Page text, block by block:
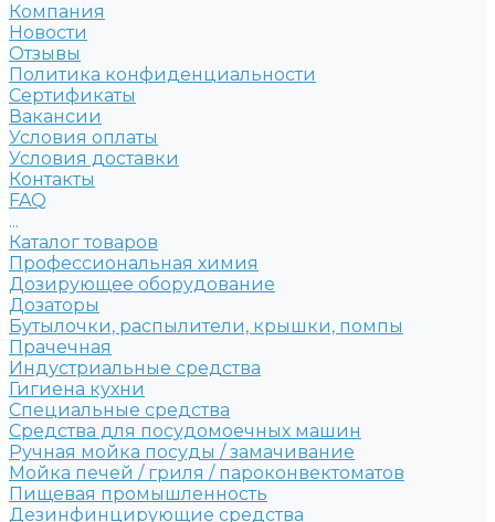
Компания
Новости
Отзывы
Политика конфиденциальности
Сертификаты
Вакансии
Условия оплаты
Условия доставки
Контакты
FAQ
...
Каталог товаров
Профессиональная химия
Дозирующее оборудование
Дозаторы
Бутылочки, распылители, крышки, помпы
Прачечная
Индустриальные средства
Гигиена кухни
Специальные средства
Средства для посудомоечных машин
Ручная мойка посуды / замачивание
Мойка печей / гриля / пароконвектоматов
Пищевая промышленность
Дезинфинцирующие средства